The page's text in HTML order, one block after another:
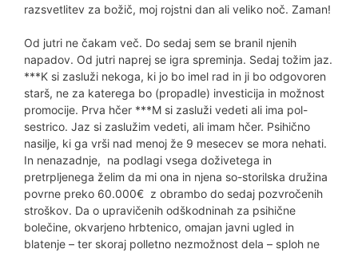
razsvetlitev za božič, moj rojstni dan ali veliko noč. Zaman!
Od jutri ne čakam več. Do sedaj sem se branil njenih
napadov. Od jutri naprej se igra spreminja. Sedaj tožim jaz.
***K si zasluži nekoga, ki jo bo imel rad in ji bo odgovoren
starš, ne za katerega bo (propadle) investicija in možnost
promocije. Prva hčer ***M si zasluži vedeti ali ima pol-
sestrico. Jaz si zaslužim vedeti, ali imam hčer. Psihično
nasilje, ki ga vrši nad menoj že 9 mesecev se mora nehati.
In nenazadnje, na podlagi vsega doživetega in
pretrpljenega želim da mi ona in njena so-storilska družina
povrne preko 60.000€ z obrambo do sedaj pozvročenih
stroškov. Da o upravičenih odškodninah za psihične
bolečine, okvarjeno hrbtenico, omajan javni ugled in
blatenje – ter skoraj polletno nezmožnost dela – sploh ne